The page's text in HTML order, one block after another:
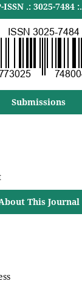
ISSN .: 3025-7484:.
Submissions
This Journal